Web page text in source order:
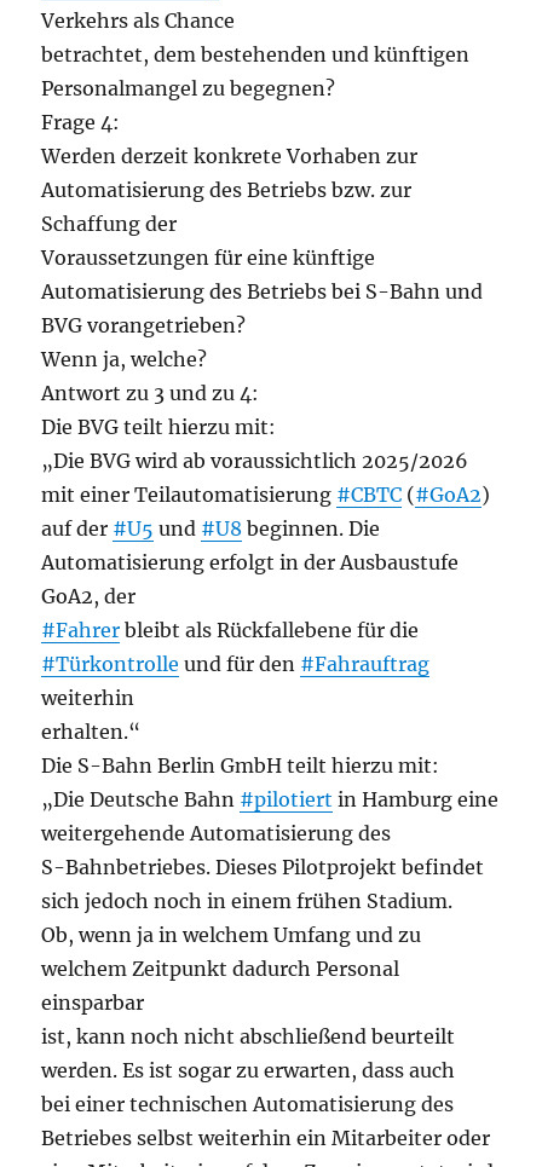
Verkehrs als Chance
betrachtet, dem bestehenden und künftigen
Personalmangel zu begegnen?
Frage 4:
Werden derzeit konkrete Vorhaben zur
Automatisierung des Betriebs bzw. zur
Schaffung der
Voraussetzungen für eine künftige
Automatisierung des Betriebs bei S-Bahn und
BVG vorangetrieben?
Wenn ja, welche?
Antwort zu 3 und zu 4:
Die BVG teilt hierzu mit:
„Die BVG wird ab voraussichtlich 2025/2026
mit einer Teilautomatisierung #CBTC (#GoA2)
auf der #U5 und #U8 beginnen. Die
Automatisierung erfolgt in der Ausbaustufe
GoA2, der
#Fahrer bleibt als Rückfallebene für die
#Türkontrolle und für den #Fahrauftrag
weiterhin
erhalten.“
Die S-Bahn Berlin GmbH teilt hierzu mit:
„Die Deutsche Bahn #pilotiert in Hamburg eine
weitergehende Automatisierung des
S-Bahnbetriebes. Dieses Pilotprojekt befindet
sich jedoch noch in einem frühen Stadium.
Ob, wenn ja in welchem Umfang und zu
welchem Zeitpunkt dadurch Personal
einsparbar
ist, kann noch nicht abschließend beurteilt
werden. Es ist sogar zu erwarten, dass auch
bei einer technischen Automatisierung des
Betriebes selbst weiterhin ein Mitarbeiter oder